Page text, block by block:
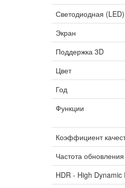
Светодиодная
Экран
Поддержка 3D
Цвет
Год
Функции
Коэффициент
Частота обновления
HDR - High